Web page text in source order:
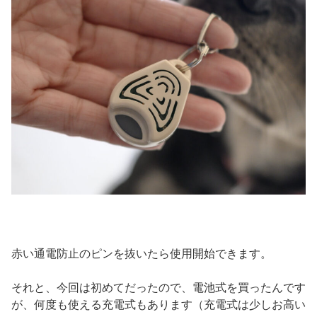
赤い通電防止のピンを抜いたら使用開始できます。
それと、今回は初めてだったので、電池式を買ったんです
が、何度も使える充電式もあります（充電式は少しお高い